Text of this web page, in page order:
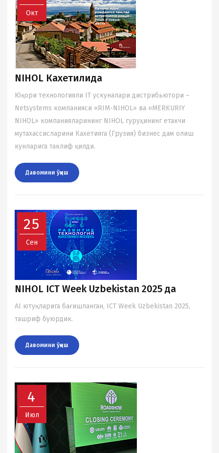
Окт
NIHOL Кахетилида
Юқори теxнологияли IT ускуналари дистрибьютори –
Netsystems компанияси «RIM-NIHOL» ва «MERKURIY
NIHOL» компанияларининг NIHOL гуруҳининг етакчи
мутаxассисларини Каxетияга (Грузия) бизнес дам олиш
кунларига таклиф қилди.
Давомини ўқиш
25
Сен
NIHOL ICT Week Uzbekistan 2025 да
AI ютуқларига бағишланган, ICT Week Uzbekistan 2025,
ташриф буюрдик.
Давомини ўқиш
4
Июл